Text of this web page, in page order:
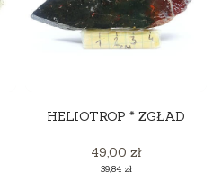
HELIOTROP * ZGŁAD
Cena
49,00 zł
Cena
39,84 zł